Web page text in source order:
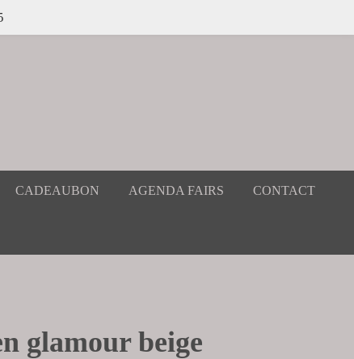
CADEAUBON AGENDA FAIRS CONTACT
glamour beige